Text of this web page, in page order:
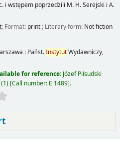
i wstępem poprzedzili M. H. Serejski i A.
; Format: print; Literary form: Not fiction
: Państ.InstytutWydawniczy,
for reference: Józef Piłsudski
Call number: E 1489 .